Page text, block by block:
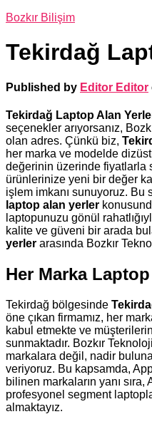
Bozkır Bilişim
Tekirdağ
Published by Editor Editor
Tekirdağ Laptop Alan
seçenekler arıyorsanız,
olan adres. Çünkü biz,
her marka ve modelde
değerinin üzerinde fiyatlarla
ürünlerinize yeni bir değer
işlem imkanı sunuyoruz. Bu
laptop alan yerler
laptopunuzu gönül
kalite ve güveni bir arada
yerler arasında Bozkır
Her Marka
Tekirdağ bölgesinde
öne çıkan firmamız, her
kabul etmekte ve
sunmaktadır. Bozkır
markalara değil, nadir
veriyoruz. Bu kapsamda,
bilinen markaların yanı
profesyonel segment
almaktayız.